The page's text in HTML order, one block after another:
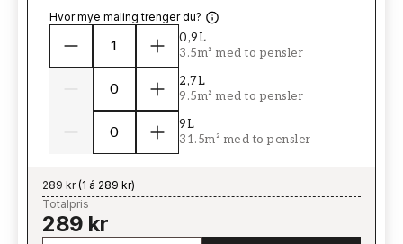
Hvor mye maling trenger du?
0,9L
3.5m² med to pensler
2,7L
9.5m² med to pensler
9L
31.5m² med to pensler
289 kr(1 á 289 kr)
Totalpris
289 kr